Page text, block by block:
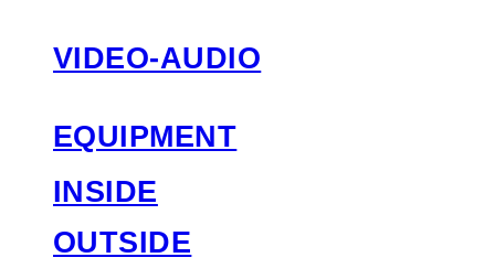
VIDEO-AUDIO
EQUIPMENT
INSIDE
OUTSIDE